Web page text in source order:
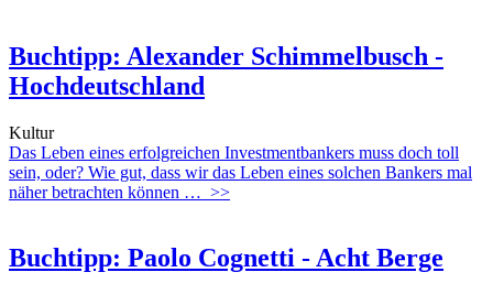
Buchtipp: Alexander Schimmelbusch -
Hochdeutschland
Kultur
Das Leben eines erfolgreichen Investmentbankers muss doch toll
sein, oder? Wie gut, dass wir das Leben eines solchen Bankers mal
näher betrachten können … >>
Buchtipp: Paolo Cognetti - Acht Berge